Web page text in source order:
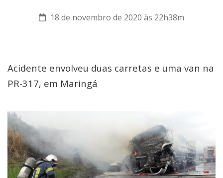
18 de novembro de 2020 às 22h38m
Acidente envolveu duas carretas e uma van na
PR-317, em Maringá